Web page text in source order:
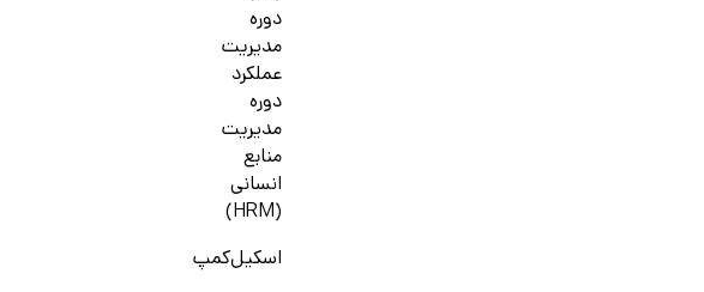
دوره
مدیریت
عملکرد
دوره
مدیریت
منابع
انسانی
(HRM)
اسکیل‌کمپ